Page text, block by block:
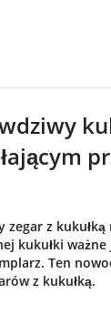
z
kukułki
Ten
z kukułką.